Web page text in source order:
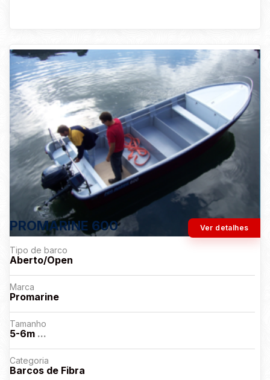
Ver detalhes
PROMARINE 600
Tipo de barco
Aberto/Open
Marca
Promarine
Tamanho
5-6m ...
Categoria
Barcos de Fibra